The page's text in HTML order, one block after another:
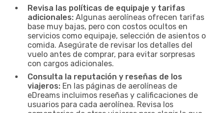
Revisa las políticas de equipaje y tarifas
adicionales: Algunas aerolíneas ofrecen tarifas
base muy bajas, pero con costos ocultos en
servicios como equipaje, selección de asientos o
comida. Asegúrate de revisar los detalles del
vuelo antes de comprar, para evitar sorpresas
con cargos adicionales.
Consulta la reputación y reseñas de los
viajeros: En las páginas de aerolíneas de
eDreams incluimos reseñas y calificaciones de
usuarios para cada aerolínea. Revisa los